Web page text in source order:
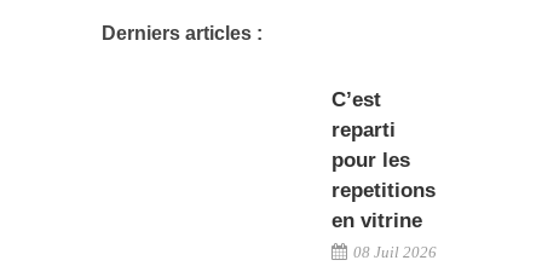
Derniers articles :
C’est
reparti
pour les
repetitions
en vitrine
08 Juil 2026